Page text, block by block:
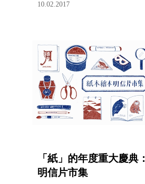
10.02.2017
「紙」的年度重大慶典
明信片市集